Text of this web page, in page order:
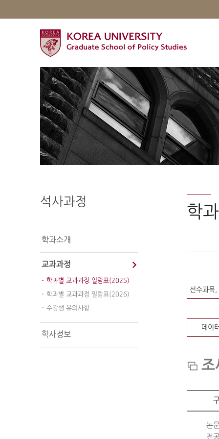
석사과정
학과소개
교과과정
학과별 교과과정 일람표(2025)
학과별 교과과정 일람표(2026)
수강생 유의사항
학사정보
학
선수과목,
데이
조
논
전